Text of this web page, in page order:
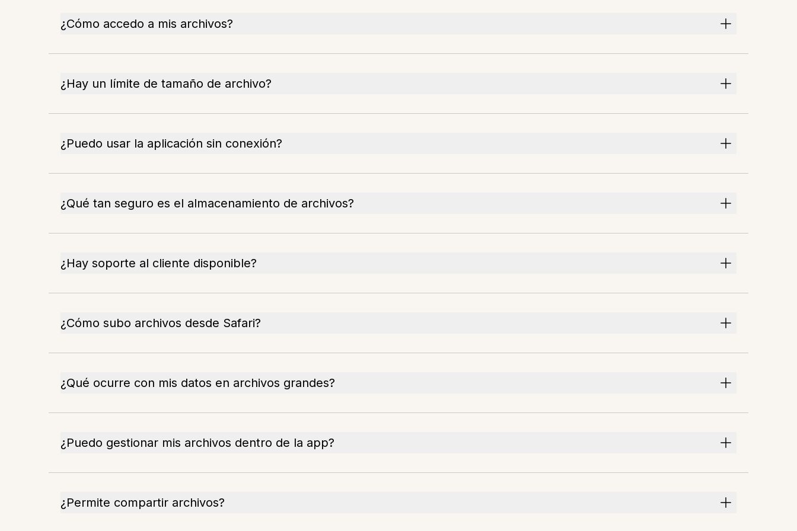
¿Cómo accedo a mis archivos?
¿Hay un límite de tamaño de archivo?
¿Puedo usar la aplicación sin conexión?
¿Qué tan seguro es el almacenamiento de archivos?
¿Hay soporte al cliente disponible?
¿Cómo subo archivos desde Safari?
¿Qué ocurre con mis datos en archivos grandes?
¿Puedo gestionar mis archivos dentro de la app?
¿Permite compartir archivos?